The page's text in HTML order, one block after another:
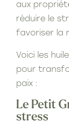
aux
réduire le
favoriser la
Voici les
pour
paix :
Le Petit
stress